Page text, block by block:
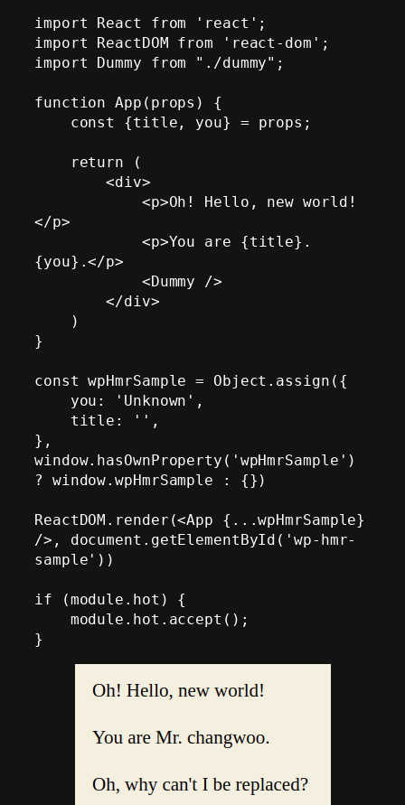
import React from 'react';
import ReactDOM from 'react-dom';
import Dummy from "./dummy";
function App(props) {
        <div>
</p>
{you}.</p>
        </div>
}
const wpHmrSample = Object.assign({
},
window.hasOwnProperty('wpHmrSample')
? window.wpHmrSample : {})
ReactDOM.render(<App {...wpHmrSample}
/>, document.getElementById('wp-hmr-
sample'))
if (module.hot) {
}